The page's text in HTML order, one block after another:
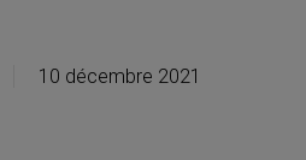
10 décembre 2021